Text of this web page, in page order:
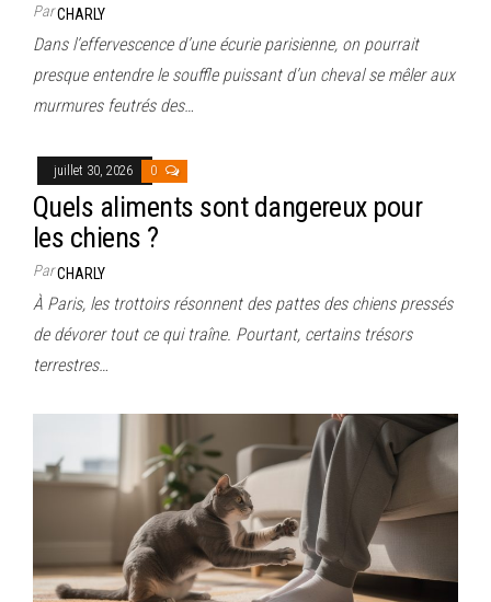
ParCHARLY
Dans l’effervescence d’une écurie parisienne, on pourrait
presque entendre le souffle puissant d’un cheval se mêler aux
murmures feutrés des…
juillet 30, 2026 0
Quels aliments sont dangereux pour
les chiens ?
ParCHARLY
À Paris, les trottoirs résonnent des pattes des chiens pressés
de dévorer tout ce qui traîne. Pourtant, certains trésors
terrestres…